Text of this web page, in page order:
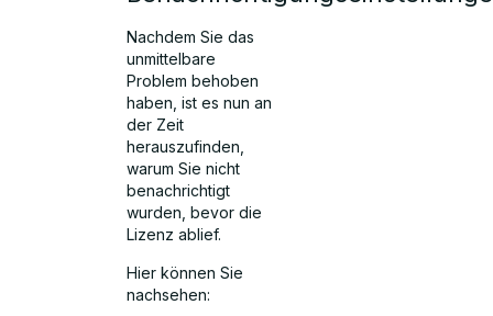
Nachdem Sie das
unmittelbare
Problem behoben
haben, ist es nun an
der Zeit
herauszufinden,
warum Sie nicht
benachrichtigt
wurden, bevor die
Lizenz ablief.
Hier können Sie
nachsehen: